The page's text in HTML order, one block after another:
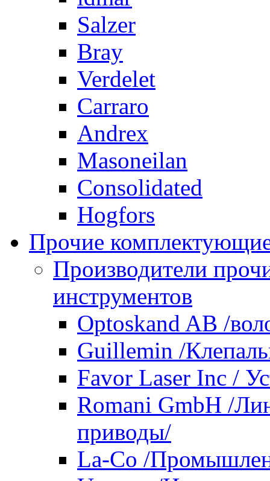
Salzer
Bray
Verdelet
Carraro
Andrex
Masoneilan
Consolidated
Hogfors
Прочие
Производители
инструментов
Optoskand AB /
Guillemin /
Favor Laser Inc /
Romani GmbH /
приводы/
La-Co /